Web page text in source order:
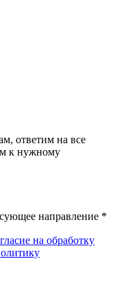
ответим на все
к нужному
направление *
на обработку